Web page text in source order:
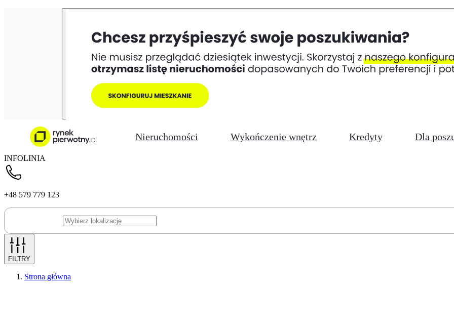
Nieruchomości Wykończenie wnętrz Kredyty Dla
INFOLINIA
+48 579 779 123
FILTRY
Strona główna